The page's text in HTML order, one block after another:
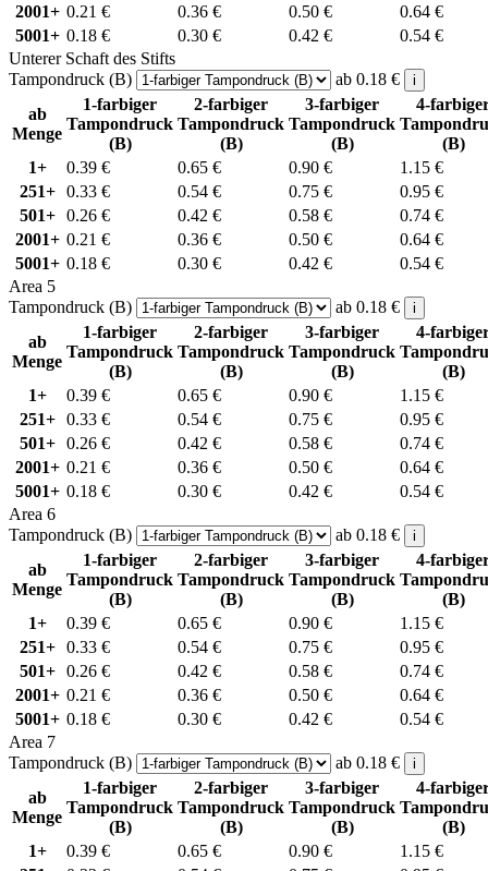
2001+ 0.21 € 0.36 € 0.50 € 0.64 €
5001+ 0.18 € 0.30 € 0.42 € 0.54 €
Unterer Schaft des Stifts
Tampondruck (B)
ab 0.18 € i
ab
Menge
1-farbiger
Tampondruck
(B)
2-farbiger
Tampondruck
(B)
3-farbiger
Tampondruck
(B)
4-
(B)
1+
0.39 € 0.65 € 0.90 € 1.15 €
251+
0.33 € 0.54 € 0.75 € 0.95 €
501+
0.26 € 0.42 € 0.58 € 0.74 €
2001+ 0.21 € 0.36 € 0.50 € 0.64 €
5001+ 0.18 € 0.30 € 0.42 € 0.54 €
Area 5
Tampondruck (B)
ab 0.18 € i
ab
Menge
1-farbiger
Tampondruck
(B)
2-farbiger
Tampondruck
(B)
3-farbiger
Tampondruck
(B)
4-
(B)
1+
0.39 € 0.65 € 0.90 € 1.15 €
251+
0.33 € 0.54 € 0.75 € 0.95 €
501+
0.26 € 0.42 € 0.58 € 0.74 €
2001+ 0.21 € 0.36 € 0.50 € 0.64 €
5001+ 0.18 € 0.30 € 0.42 € 0.54 €
Area 6
Tampondruck (B)
ab 0.18 € i
ab
Menge
1-farbiger
Tampondruck
(B)
2-farbiger
Tampondruck
(B)
3-farbiger
Tampondruck
(B)
4-
(B)
1+
0.39 € 0.65 € 0.90 € 1.15 €
251+
0.33 € 0.54 € 0.75 € 0.95 €
501+
0.26 € 0.42 € 0.58 € 0.74 €
2001+ 0.21 € 0.36 € 0.50 € 0.64 €
5001+ 0.18 € 0.30 € 0.42 € 0.54 €
Area 7
Tampondruck (B)
ab 0.18 € i
ab
Menge
1-farbiger
Tampondruck
(B)
2-farbiger
Tampondruck
(B)
3-farbiger
Tampondruck
(B)
4-
(B)
1+
0.39 € 0.65 € 0.90 € 1.15 €